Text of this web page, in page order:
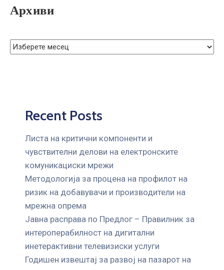
ЈАВНИ
Архиви
Recent Posts
Листа на критични компоненти и
чувствителни делови на електронските
комуникациски мрежи
Mетодологија за процена на профилот на
ризик на добавувачи и производители на
мрежна опрема
Јавна расправа по Предлог – Правилник за
интероперабилност на дигитални
инетерактивни телевизиски услуги
Годишен извештај за развој на пазарот на